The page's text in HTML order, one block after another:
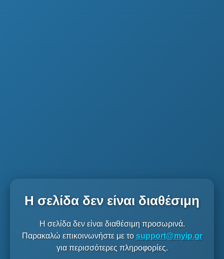
Η σελίδα δεν είναι διαθέσιμη
Η σελίδα δεν είναι διαθέσιμη προσωρινά.
Παρακαλώ επικοινωνήστε με το support@myip.gr
για περισσότερες πληροφορίες.